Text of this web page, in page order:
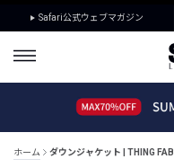
Safari公式ウェブマガジン
ホーム ダウンジャケット | THING